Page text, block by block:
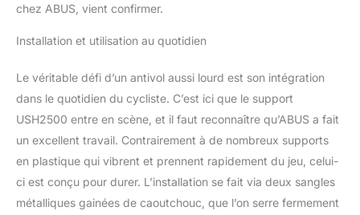
chez ABUS, vient confirmer.
Installation et utilisation au quotidien
Le véritable défi d’un antivol aussi lourd est son intégration
dans le quotidien du cycliste. C’est ici que le support
USH2500 entre en scène, et il faut reconnaître qu’ABUS a fait
un excellent travail. Contrairement à de nombreux supports
en plastique qui vibrent et prennent rapidement du jeu, celui-
ci est conçu pour durer. L’installation se fait via deux sangles
métalliques gainées de caoutchouc, que l’on serre fermement